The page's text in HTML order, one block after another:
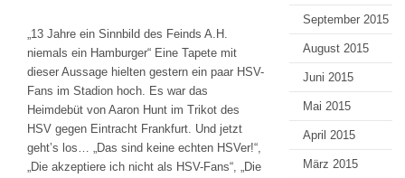
„13 Jahre ein Sinnbild des Feinds A.H.
niemals ein Hamburger“ Eine Tapete mit
dieser Aussage hielten gestern ein paar HSV-
Fans im Stadion hoch. Es war das
Heimdebüt von Aaron Hunt im Trikot des
HSV gegen Eintracht Frankfurt. Und jetzt
geht’s los… „Das sind keine echten HSVer!“,
„Die akzeptiere ich nicht als HSV-Fans“, „Die
September 2015
August 2015
Juni 2015
Mai 2015
April 2015
März 2015